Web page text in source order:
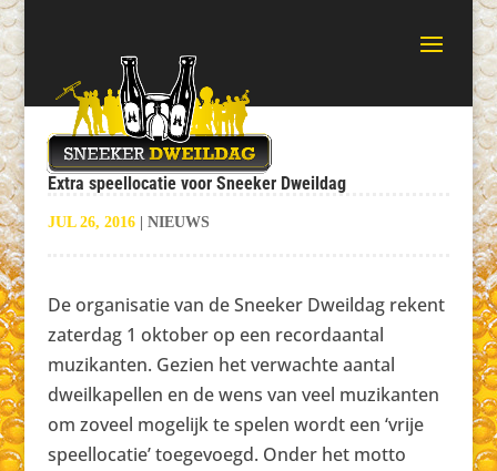
Extra speellocatie voor Sneeker Dweildag
JUL 26, 2016| NIEUWS
De organisatie van de Sneeker Dweildag rekent
zaterdag 1 oktober op een recordaantal
muzikanten. Gezien het verwachte aantal
dweilkapellen en de wens van veel muzikanten
om zoveel mogelijk te spelen wordt een ‘vrije
speellocatie’ toegevoegd. Onder het motto